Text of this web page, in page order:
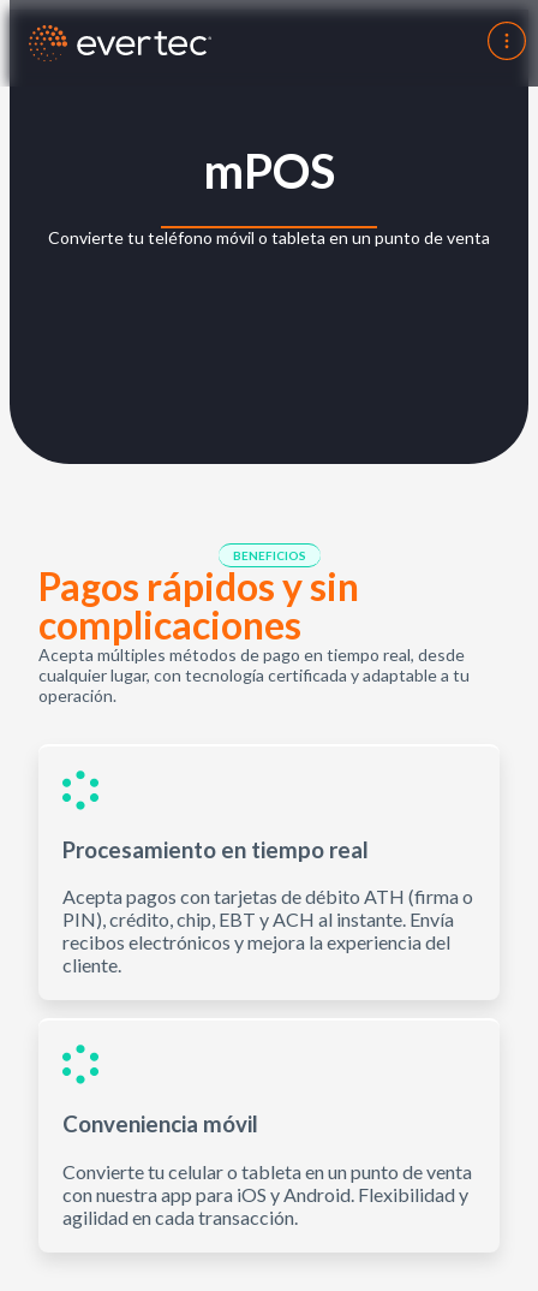
mPOS
Convierte tu teléfono móvil o tableta en un punto de venta
BENEFICIOS
Pagos rápidos y sin
complicaciones
Acepta múltiples métodos de pago en tiempo real, desde
cualquier lugar, con tecnología certificada y adaptable a tu
operación.
Procesamiento en tiempo real
Acepta pagos con tarjetas de débito ATH (firma o
PIN), crédito, chip, EBT y ACH al instante. Envía
recibos electrónicos y mejora la experiencia del
cliente.
Conveniencia móvil
Convierte tu celular o tableta en un punto de venta
con nuestra app para iOS y Android. Flexibilidad y
agilidad en cada transacción.